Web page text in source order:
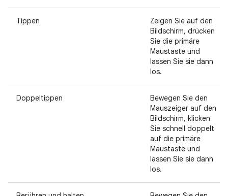
Tippen
Zeigen Sie auf den
Bildschirm, drücken
Sie die primäre
Maustaste und
lassen Sie sie dann
los.
Doppeltippen
Bewegen Sie den
Mauszeiger auf den
Bildschirm, klicken
Sie schnell doppelt
auf die primäre
Maustaste und
lassen Sie sie dann
los.